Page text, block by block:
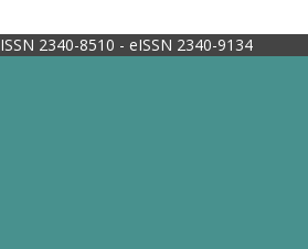
ISSN 2340-8510 - eISSN 2340-9134